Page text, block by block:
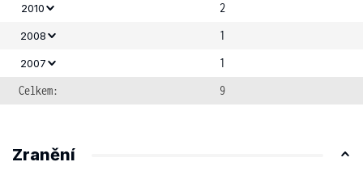
2010 2
2008 1
2007
1
Celkem:
9
Zranění